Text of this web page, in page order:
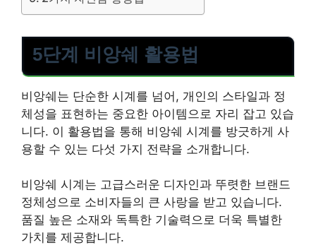
5단계 비앙쉐 활용법
비앙쉐는 단순한 시계를 넘어, 개인의 스타일과 정
체성을 표현하는 중요한 아이템으로 자리 잡고 있습
니다. 이 활용법을 통해 비앙쉐 시계를 방긋하게 사
용할 수 있는 다섯 가지 전략을 소개합니다.
비앙쉐 시계는 고급스러운 디자인과 뚜렷한 브랜드
정체성으로 소비자들의 큰 사랑을 받고 있습니다.
품질 높은 소재와 독특한 기술력으로 더욱 특별한
가치를 제공합니다.